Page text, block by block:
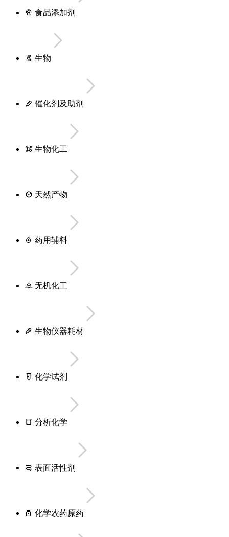
食品添加剂
生物
催化剂及助剂
生物化工
天然产物
药用辅料
无机化工
生物仪器耗材
化学试剂
分析化学
表面活性剂
化学农药原药